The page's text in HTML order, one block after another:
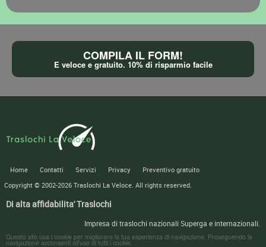
COMPILA IL FORM!
E veloce e gratuito. 10% di risparmio facile
Home Contatti Servizi Privacy
Preventivo gratuito
Copyright © 2002-2026 Traslochi La Veloce. All rights reserved.
Di alta affidabilita' Traslochi
Impresa di traslochi nazionali Superga e internazionali.
Questo sito usa i cookie per migliorare la tua esperienza di navigazione. Proseguendo la
navigazione acconsenti all'uso di tutti i cookie.